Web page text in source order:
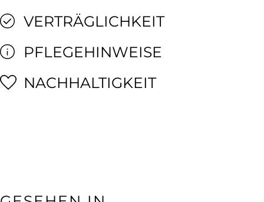
VERTRÄGLICHKEIT
PFLEGEHINWEISE
NACHHALTIGKEIT